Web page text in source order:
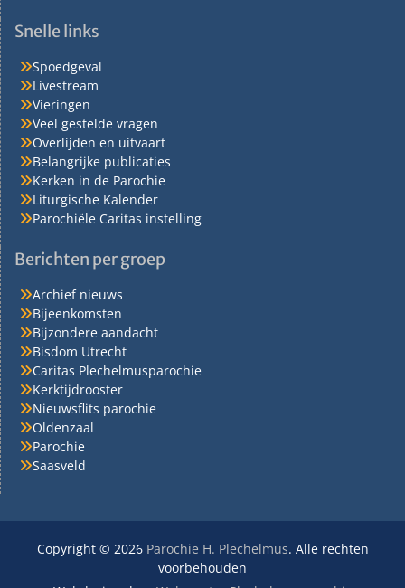
Snelle links
Spoedgeval
Livestream
Vieringen
Veel gestelde vragen
Overlijden en uitvaart
Belangrijke publicaties
Kerken in de Parochie
Liturgische Kalender
Parochiële Caritas instelling
Berichten per groep
Archief nieuws
Bijeenkomsten
Bijzondere aandacht
Bisdom Utrecht
Caritas Plechelmusparochie
Kerktijdrooster
Nieuwsflits parochie
Oldenzaal
Parochie
Saasveld
Copyright © 2026 Parochie H. Plechelmus. Alle rechten
voorbehouden